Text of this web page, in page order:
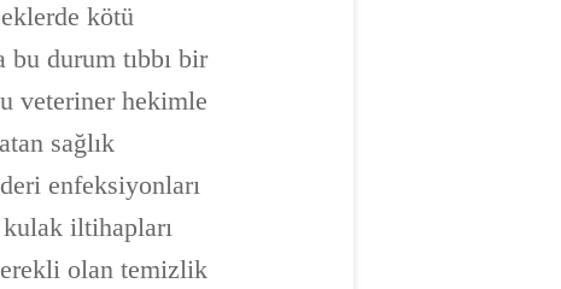
kötü
durum tıbbı bir
veteriner hekimle
sağlık
enfeksiyonları
iltihapları
olan temizlik